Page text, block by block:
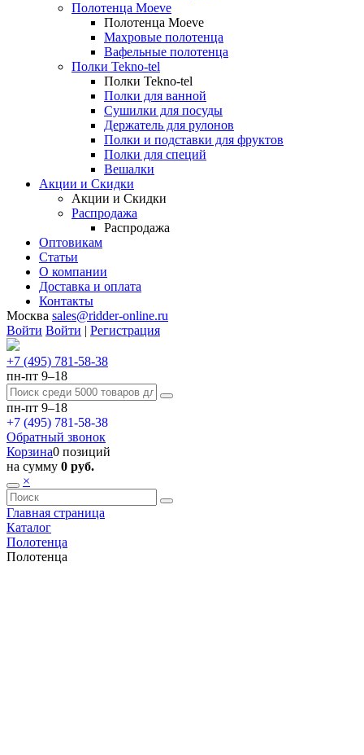
Полотенца Moeve
Полотенца Moeve
Махровые полотенца
Вафельные полотенца
Полки Tekno-tel
Полки Tekno-tel
Полки для ванной
Сушилки для посуды
Держатель для рулонов
Полки и подставки для фруктов
Полки для специй
Вешалки
Акции и Скидки
Акции и Скидки
Распродажа
Распродажа
Оптовикам
Статьи
О компании
Доставка и оплата
Контакты
Москва sales@ridder-online.ru
Войти Войти | Регистрация
+7 (495) 781-58-38
пн-пт 9–18
пн-пт 9–18
+7 (495) 781-58-38
Обратный звонок
Корзина0 позиций
на сумму 0 руб.
×
Главная страница
Каталог
Полотенца
Полотенца